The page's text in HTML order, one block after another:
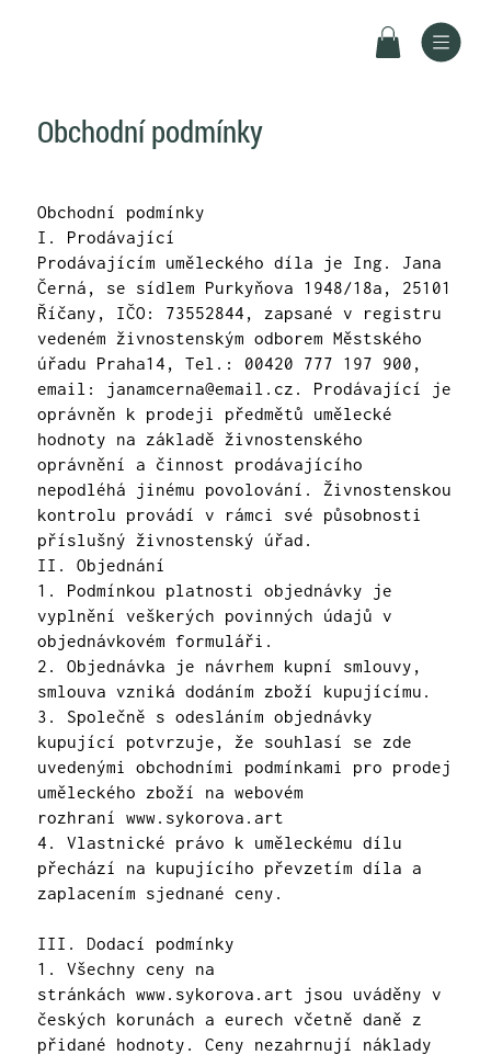
Obchodní podmínky
Obchodní podmínky
I. Prodávající
Prodávajícím uměleckého díla je Ing. Jana
Černá, se sídlem Purkyňova 1948/18a, 25101
Říčany, IČO: 73552844, zapsané v registru
vedeném živnostenským odborem Městského
úřadu Praha14, Tel.: 00420 777 197 900,
email: janamcerna@email.cz . Prodávající je
oprávněn k prodeji předmětů umělecké
hodnoty na základě živnostenského
oprávnění a činnost prodávajícího
nepodléhá jinému povolování. Živnostenskou
kontrolu provádí v rámci své působnosti
příslušný živnostenský úřad.
II. Objednání
1. Podmínkou platnosti objednávky je
vyplnění veškerých povinných údajů v
objednávkovém formuláři.
2. Objednávka je návrhem kupní smlouvy,
smlouva vzniká dodáním zboží kupujícímu.
3. Společně s odesláním objednávky
kupující potvrzuje, že souhlasí se zde
uvedenými obchodními podmínkami pro prodej
uměleckého zboží na webovém
rozhraníwww.sykorova.art
4. Vlastnické právo k uměleckému dílu
přechází na kupujícího převzetím díla a
zaplacením sjednané ceny.
III. Dodací podmínky
1. Všechny ceny na
stránkáchwww.sykorova.art
jsou uváděny v
českých korunách a eurech včetně daně z
přidané hodnoty. Ceny nezahrnují náklady